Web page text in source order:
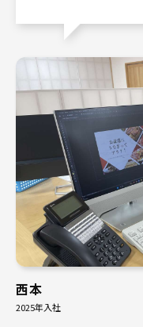
西本
2025年入社